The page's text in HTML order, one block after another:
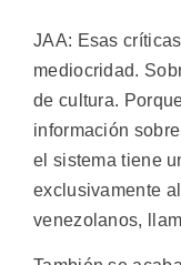
JAA: Esas
mediocridad.
de cultura.
información
el sistema tiene
exclusivamente
venezolanos,